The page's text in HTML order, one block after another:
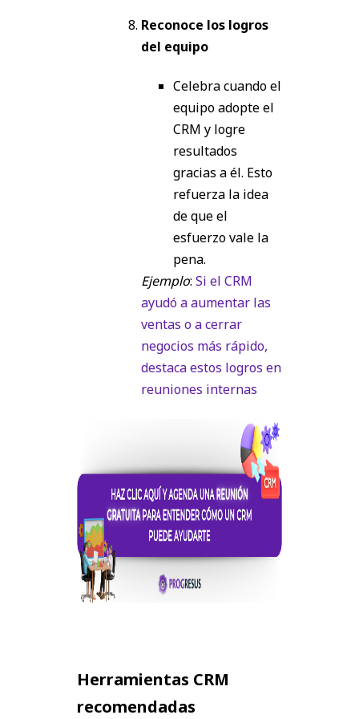
Reconoce los logros
del equipo
Celebra cuando el
equipo adopte el
CRM y logre
resultados
gracias a él. Esto
refuerza la idea
de que el
esfuerzo vale la
pena.
Ejemplo: Si el CRM
ayudó a aumentar las
ventas o a cerrar
negocios más rápido,
destaca estos logros en
reuniones internas
Herramientas CRM
recomendadas